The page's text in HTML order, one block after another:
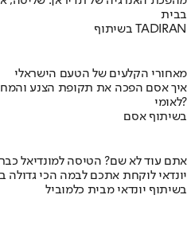
בבית
בשיתוף TADIRAN
מאחורי הקלעים של הטעם הישראלי
לאומי?
בשיתוף אסם
אתם עוד לא שם? הטיסה למונדיאל
יונדאי לוקחת אתכם לבמה הכי גדולה
בשיתוף יונדאי מבית כלמוביל